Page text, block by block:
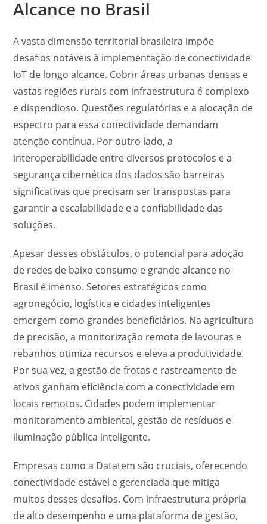
Alcance no Brasil
A vasta dimensão territorial brasileira impõe
desafios notáveis à implementação de conectividade
IoT de longo alcance. Cobrir áreas urbanas densas e
vastas regiões rurais com infraestrutura é complexo
e dispendioso. Questões regulatórias e a alocação de
espectro para essa conectividade demandam
atenção contínua. Por outro lado, a
interoperabilidade entre diversos protocolos e a
segurança cibernética dos dados são barreiras
significativas que precisam ser transpostas para
garantir a escalabilidade e a confiabilidade das
soluções.
Apesar desses obstáculos, o potencial para adoção
de redes de baixo consumo e grande alcance no
Brasil é imenso. Setores estratégicos como
agronegócio, logística e cidades inteligentes
emergem como grandes beneficiários. Na agricultura
de precisão, a monitorização remota de lavouras e
rebanhos otimiza recursos e eleva a produtividade.
Por sua vez, a gestão de frotas e rastreamento de
ativos ganham eficiência com a conectividade em
locais remotos. Cidades podem implementar
monitoramento ambiental, gestão de resíduos e
iluminação pública inteligente.
Empresas como a Datatem são cruciais, oferecendo
conectividade estável e gerenciada que mitiga
muitos desses desafios. Com infraestrutura própria
de alto desempenho e uma plataforma de gestão,